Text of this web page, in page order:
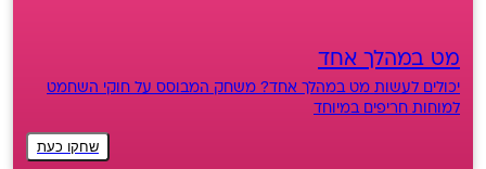
מט במהלך אחד
יכולים לעשות מט במהלך אחד? משחק המבוסס על חוקי השחמט
למוחות חריפים במיוחד
שחקו כעת